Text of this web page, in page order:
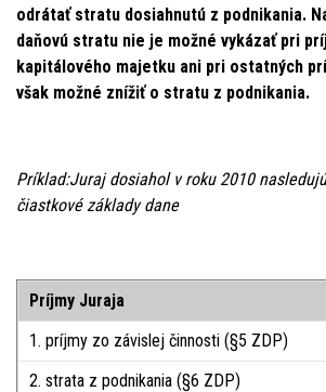
odrátať stratu dosiahnutú z podnikania.
daňovú stratu nie je možné vykázať pri
kapitálového majetku ani pri ostatných
však možné znížiť o stratu z podnikania.
Príklad:Juraj dosiahol v roku 2010
čiastkové základy dane
Príjmy Juraja
1. príjmy zo závislej činnosti (§5 ZDP)
2. strata z podnikania (§6 ZDP)